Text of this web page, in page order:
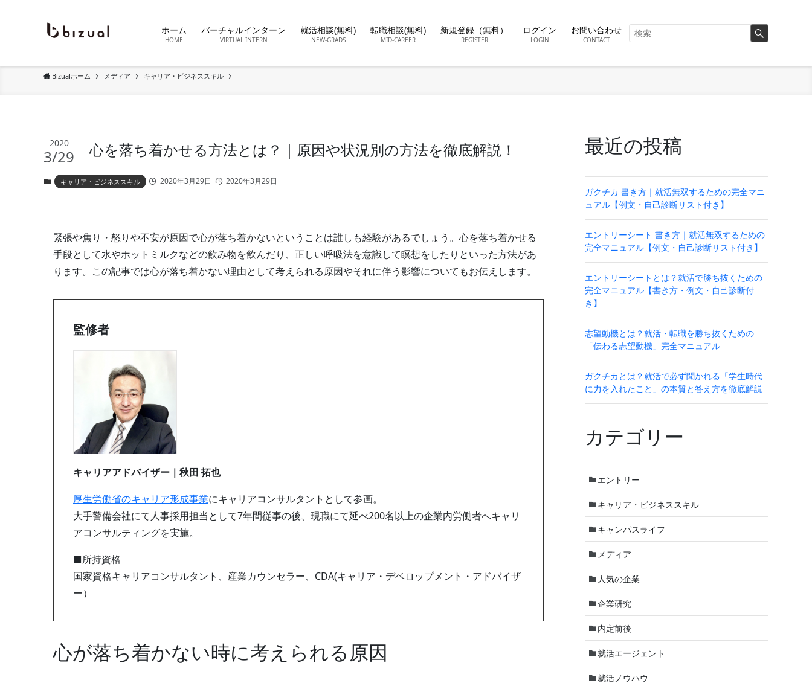
ホーム
HOME
バーチャルインターン
VIRTUAL INTERN
就活相談(無料)
NEW-GRADS
転職相談(無料)
MID-CAREER
新規登録（無料）
REGISTER
ログイン
LOGIN
お問い合わせ
CONTACT
Bizualホーム メディア キャリア・ビジネススキル
心を落ち着かせる方法とは？｜原因や状況別の方法を徹底解説！
2020
3/29
キャリア・ビジネススキル 2020年3月29日 2020年3月29日
緊張や焦り・怒りや不安が原因で心が落ち着かないということは誰しも経験があるでしょう。心を落ち着かせる
手段として水やホットミルクなどの飲み物を飲んだり、正しい呼吸法を意識して瞑想をしたりといった方法があ
ります。この記事では心が落ち着かない理由として考えられる原因やそれに伴う影響についてもお伝えします。
監修者
キャリアアドバイザー｜秋田 拓也
厚生労働省のキャリア形成事業にキャリアコンサルタントとして参画。
大手警備会社にて人事採用担当として7年間従事の後、現職にて延べ200名以上の企業内労働者へキャリ
アコンサルティングを実施。
■所持資格
国家資格キャリアコンサルタント、産業カウンセラー、CDA(キャリア・デベロップメント・アドバイザ
ー）
心が落ち着かない時に考えられる原因
最近の投稿
ガクチカ 書き方｜就活無双するための完全マニ
ュアル【例文・自己診断リスト付き】
エントリーシート 書き方｜就活無双するための
完全マニュアル【例文・自己診断リスト付き】
エントリーシートとは？就活で勝ち抜くための
完全マニュアル【書き方・例文・自己診断付
き】
志望動機とは？就活・転職を勝ち抜くための
「伝わる志望動機」完全マニュアル
ガクチカとは？就活で必ず聞かれる「学生時代
に力を入れたこと」の本質と答え方を徹底解説
カテゴリー
エントリー
キャリア・ビジネススキル
キャンパスライフ
メディア
人気の企業
企業研究
内定前後
就活エージェント
就活ノウハウ